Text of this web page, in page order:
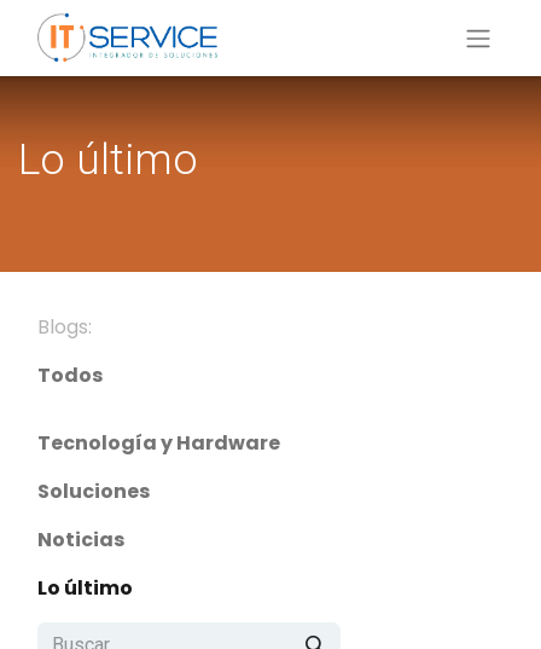
Lo último
Blogs:
Todos
Tecnología y Hardware
Soluciones
Noticias
Lo último